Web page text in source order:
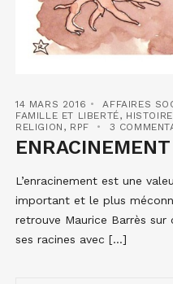
14 MARS 2016 AFFAIRES
FAMILLE ET LIBERTÉ, HISTOIRE
RELIGION , RPF 3
L’enracinement est une
important et le plus
retrouve Maurice Barrès
ses racines avec […]